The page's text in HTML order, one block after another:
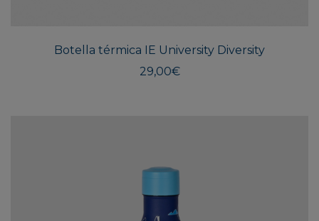
Botella térmica IE University Diversity
29,00€